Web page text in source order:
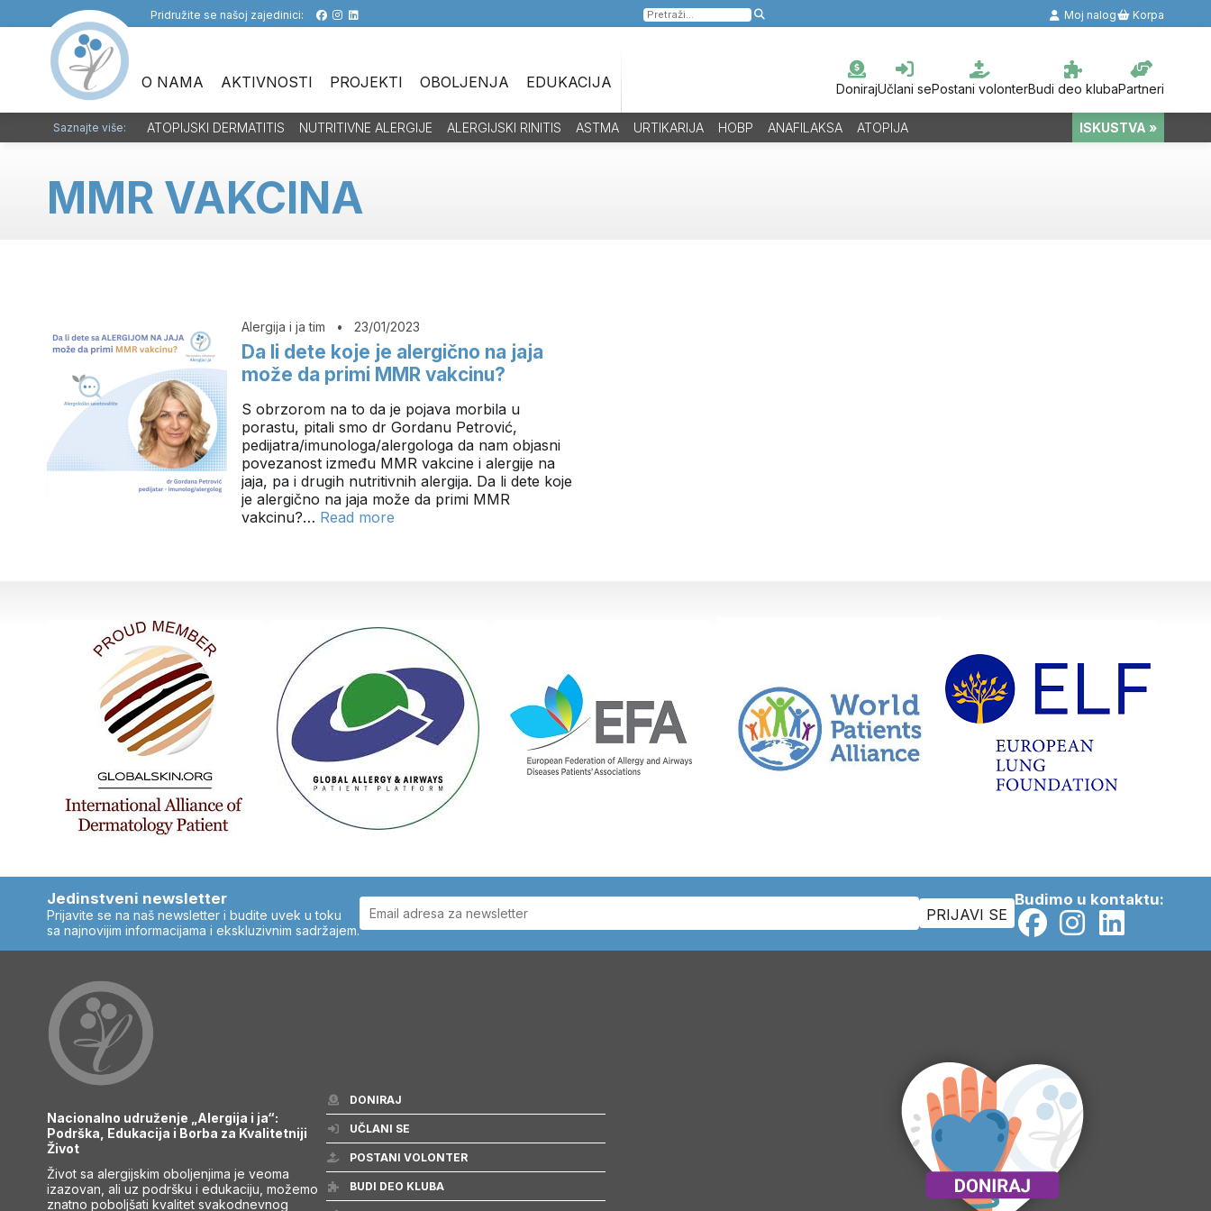
Pridružite se našoj zajedinici:
Pretraga
za:
Moj nalog Korpa
O NAMA AKTIVNOSTI PROJEKTI OBOLJENJA EDUKACIJA DonirajUčlani sePostani volonterBudi deo klubaPartneri
Saznajte više: ATOPIJSKI DERMATITIS NUTRITIVNE ALERGIJE ALERGIJSKI RINITIS ASTMA URTIKARIJA HOBP ANAFILAKSA ATOPIJA ISKUSTVA »
MMR VAKCINA
Alergija i ja tim • 23/01/2023
Da li dete koje je alergično na jaja
može da primi MMR vakcinu?
S obrzorom na to da je pojava morbila u
porastu, pitali smo dr Gordanu Petrović,
pedijatra/imunologa/alergologa da nam objasni
povezanost između MMR vakcine i alergije na
jaja, pa i drugih nutritivnih alergija. Da li dete koje
je alergično na jaja može da primi MMR
vakcinu?… Read more
Jedinstveni newsletter
Prijavite se na naš newsletter i budite uvek u toku
sa najnovijim informacijama i ekskluzivnim sadržajem.
Budimo u kontaktu:
Nacionalno udruženje „Alergija i ja“:
Podrška, Edukacija i Borba za Kvalitetniji
Život
Život sa alergijskim oboljenjima je veoma
izazovan, ali uz podršku i edukaciju, možemo
znatno poboljšati kvalitet svakodnevnog
DONIRAJ
UČLANI SE
POSTANI VOLONTER
BUDI DEO KLUBA